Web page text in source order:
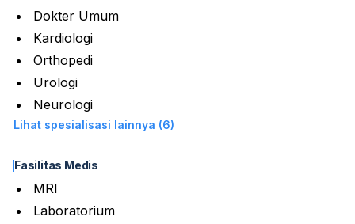
Dokter Umum
Kardiologi
Orthopedi
Urologi
Neurologi
Lihat spesialisasi lainnya (6)
Fasilitas Medis
MRI
Laboratorium